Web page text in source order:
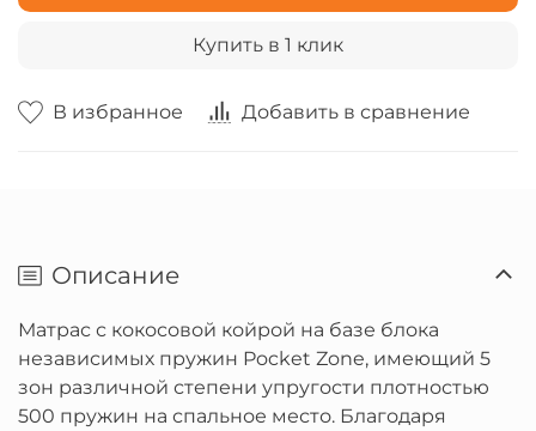
В избранное Добавить в сравнение
Купить в 1 клик
Описание
Матрас с кокосовой койрой на базе блока
независимых пружин Pocket Zone, имеющий 5
зон различной степени упругости плотностью
500 пружин на спальное место. Благодаря